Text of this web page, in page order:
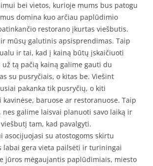
bei vietos, kurioje mums bus patogu
domina kuo arčiau paplūdimio
restorano įkurtas viešbutis.
mūsų galutinis apsisprendimas. Taip
ir tai, kad į kainą būtų įskaičiuoti
už tą pačią kainą galime gauti du
su pusryčiais, o kitas be. Viešint
pakanka tik pusryčių, o kiti
baruose ar restoranuose. Taip
nes galime laisvai planuoti savo laiką ir
tam, kad pavalgyti.
asocijuojasi su atostogoms skirtu
labai gera vieta pailsėti ir turiningai
jūros mėgaujantis paplūdimiais, miesto